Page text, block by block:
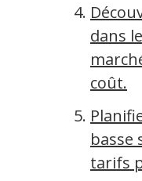
dans
coût.
basse
tarifs